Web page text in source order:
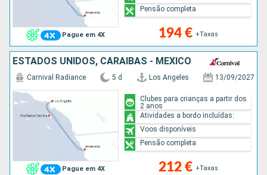
Pague em 4X 194 € +Taxas
Pensão completa
ESTADOS UNIDOS, CARAIBAS - MEXICO
Pague em 4X
Carnival Radiance 5 d Los Angeles 13/09/2027
212 € +Taxas
Clubes para crianças a partir dos
2 anos
Atividades a bordo incluídas:
Voos disponíveis
Pensão completa